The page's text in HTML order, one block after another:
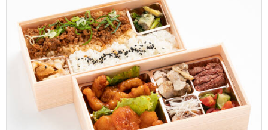
※写真のいなり組み合わせはイメージとなります。
5.0
おいなりさんだけでなく、唐揚げなどのおかずも入ってい
て好評でした。ただ量は軽めかなと思います。軽食となる
と、おにぎりかサンドイッチになりがちですが、おいなり
さんはいつもと違い、喜ばれました。とても美味しかった
ロケ・撮影›収録